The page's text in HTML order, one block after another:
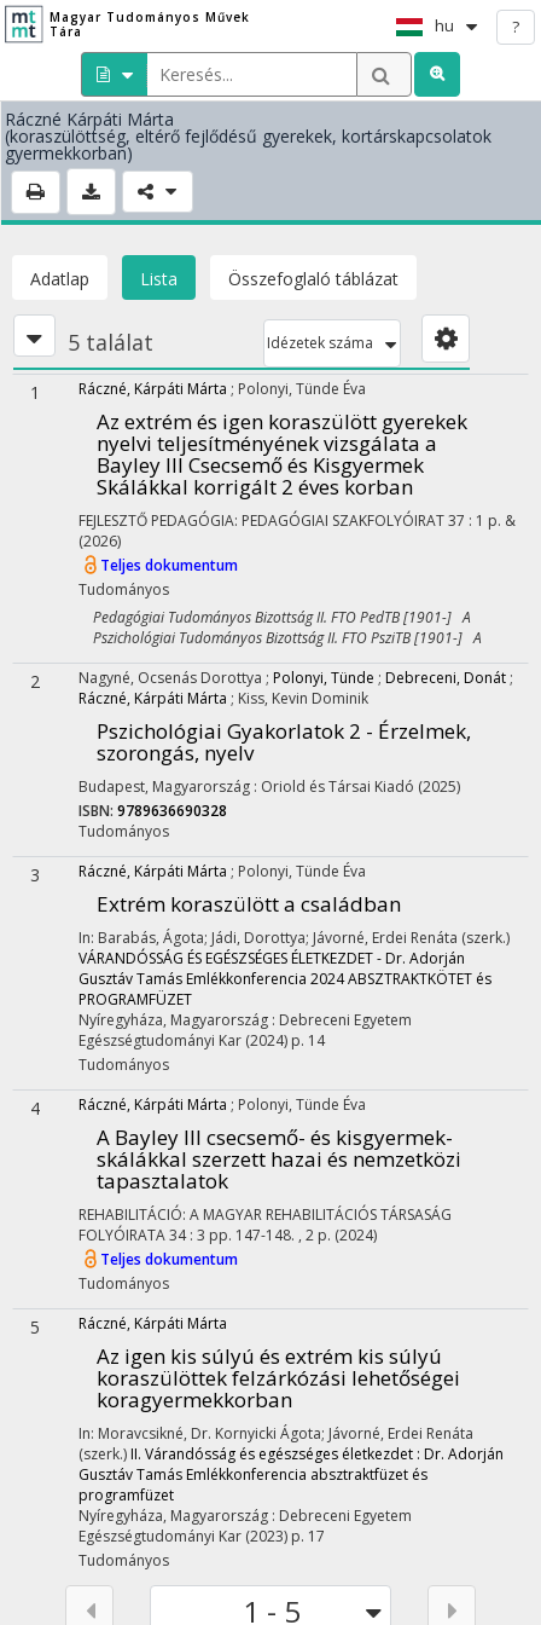
Magyar Tudományos Művek
Tára
hu ?
Ráczné Kárpáti Márta
(koraszülöttség, eltérő fejlődésű gyerekek, kortárskapcsolatok
gyermekkorban)
Adatlap Lista Összefoglaló táblázat
5 találat Idézetek száma
1 Ráczné, Kárpáti Márta ; Polonyi, Tünde Éva
Az extrém és igen koraszülött gyerekek
nyelvi teljesítményének vizsgálata a
Bayley III Csecsemő és Kisgyermek
Skálákkal korrigált 2 éves korban
FEJLESZTŐ PEDAGÓGIA: PEDAGÓGIAI SZAKFOLYÓIRAT37 : 1 p. &
(2026)
Teljes dokumentum
Tudományos
Pedagógiai Tudományos Bizottság II. FTO PedTB [1901-] A
Pszichológiai Tudományos Bizottság II. FTO PsziTB [1901-] A
2 Nagyné, Ocsenás Dorottya ; Polonyi, Tünde ; Debreceni, Donát ;
Ráczné, Kárpáti Márta ; Kiss, Kevin Dominik
Pszichológiai Gyakorlatok 2 - Érzelmek,
szorongás, nyelv
Budapest, Magyarország : Oriold és Társai Kiadó (2025)
ISBN: 9789636690328
Tudományos
3 Ráczné, Kárpáti Márta ; Polonyi, Tünde Éva
Extrém koraszülött a családban
In: Barabás, Ágota; Jádi, Dorottya; Jávorné, Erdei Renáta (szerk.)
VÁRANDÓSSÁG ÉS EGÉSZSÉGES ÉLETKEZDET - Dr. Adorján
Gusztáv Tamás Emlékkonferencia 2024 ABSZTRAKTKÖTET és
PROGRAMFÜZET
Nyíregyháza, Magyarország : Debreceni Egyetem
Egészségtudományi Kar (2024) p. 14
Tudományos
4 Ráczné, Kárpáti Márta ; Polonyi, Tünde Éva
A Bayley III csecsemő- és kisgyermek-
skálákkal szerzett hazai és nemzetközi
tapasztalatok
REHABILITÁCIÓ: A MAGYAR REHABILITÁCIÓS TÁRSASÁG
FOLYÓIRATA34: 3 pp. 147-148. , 2 p. (2024)
Teljes dokumentum
Tudományos
5 Ráczné, Kárpáti Márta
Az igen kis súlyú és extrém kis súlyú
koraszülöttek felzárkózási lehetőségei
koragyermekkorban
In: Moravcsikné, Dr. Kornyicki Ágota; Jávorné, Erdei Renáta
(szerk.) II. Várandósság és egészséges életkezdet : Dr. Adorján
Gusztáv Tamás Emlékkonferencia absztraktfüzet és
programfüzet
Nyíregyháza, Magyarország : Debreceni Egyetem
Egészségtudományi Kar (2023) p. 17
Tudományos
1 - 5